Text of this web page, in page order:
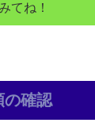
てね！
の確認